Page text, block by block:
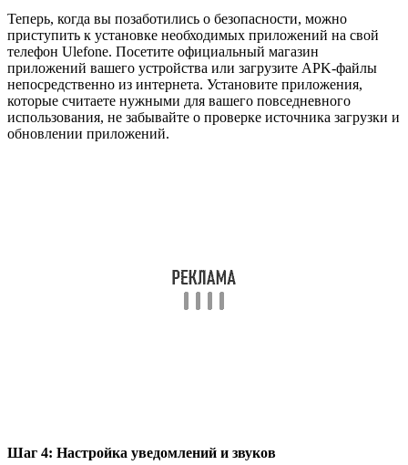
Теперь, когда вы позаботились о безопасности, можно
приступить к установке необходимых приложений на свой
телефон Ulefone. Посетите официальный магазин
приложений вашего устройства или загрузите APK-файлы
непосредственно из интернета. Установите приложения,
которые считаете нужными для вашего повседневного
использования, не забывайте о проверке источника загрузки и
обновлении приложений.
Шаг 4: Настройка уведомлений и звуков